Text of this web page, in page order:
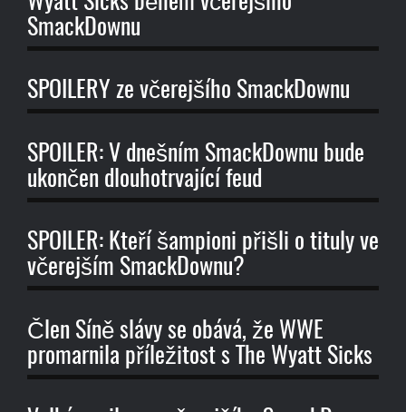
SmackDownu
SPOILERY ze včerejšího SmackDownu
SPOILER: V dnešním SmackDownu bude
ukončen dlouhotrvající feud
SPOILER: Kteří šampioni přišli o tituly ve
včerejším SmackDownu?
Člen Síně slávy se obává, že WWE
promarnila příležitost s The Wyatt Sicks